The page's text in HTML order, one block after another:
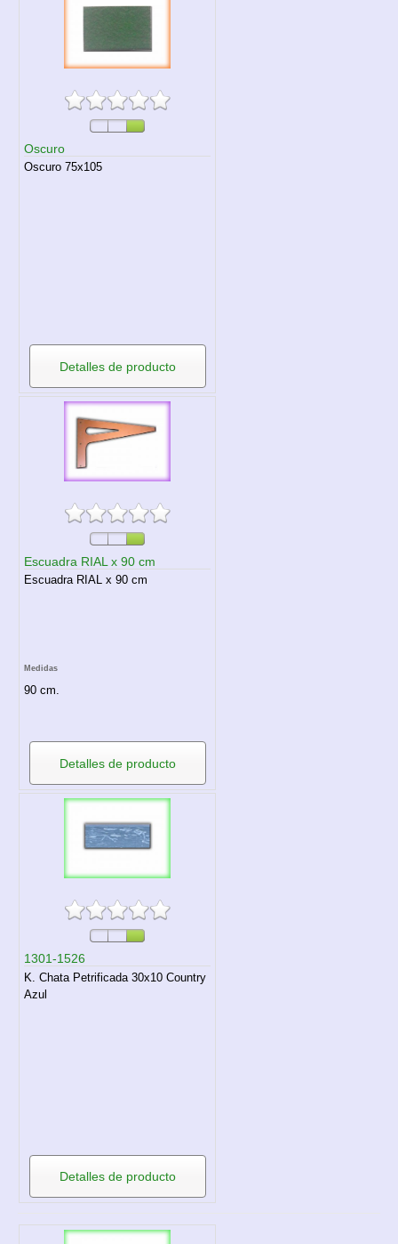
Oscuro
Oscuro 75x105
Detalles de producto
Escuadra RIAL x 90 cm
Escuadra RIAL x 90 cm
Medidas
90 cm.
Detalles de producto
1301-1526
K. Chata Petrificada 30x10 Country
Azul
Detalles de producto